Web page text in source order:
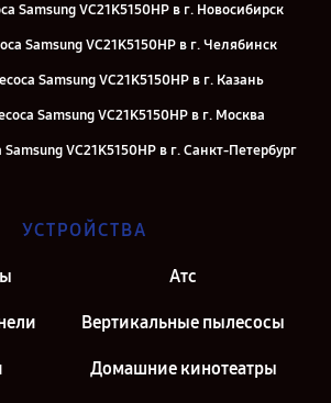
Samsung VC21K5150HP в г. Новосибирск
Samsung VC21K5150HP в г. Челябинск
Samsung VC21K5150HP в г. Казань
Samsung VC21K5150HP в г. Москва
VC21K5150HP в г. Санкт-Петербург
УСТРОЙСТВА
Атс
Вертикальные пылесосы
Домашние кинотеатры